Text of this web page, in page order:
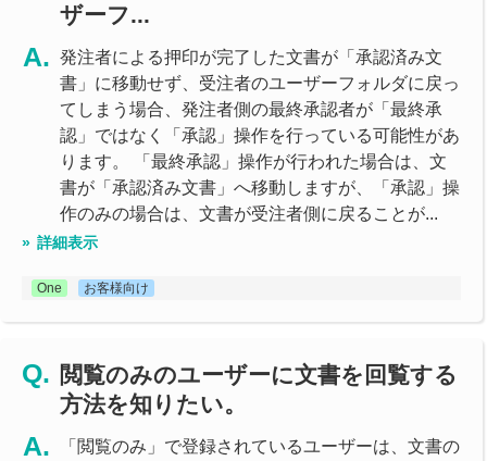
ザーフ...
発注者による押印が完了した文書が「承認済み文
書」に移動せず、受注者のユーザーフォルダに戻っ
てしまう場合、発注者側の最終承認者が「最終承
認」ではなく「承認」操作を行っている可能性があ
ります。 「最終承認」操作が行われた場合は、文
書が「承認済み文書」へ移動しますが、「承認」操
作のみの場合は、文書が受注者側に戻ることが...
詳細表示
One お客様向け
閲覧のみのユーザーに文書を回覧する
方法を知りたい。
「閲覧のみ」で登録されているユーザーは、文書の